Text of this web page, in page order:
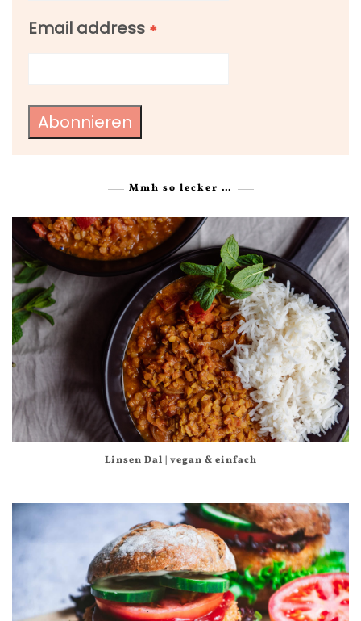
Email address *
Abonnieren
Mmh so lecker …
Linsen Dal | vegan & einfach